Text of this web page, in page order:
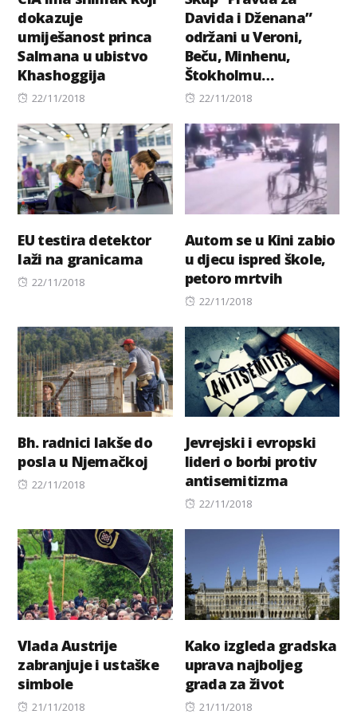
dokazuje
umiješanost princa
Salmana u ubistvo
Khashoggija
Posted
22/11/2018
Davida i Dženana”
održani u Veroni,
Beču, Minhenu,
Štokholmu…
Posted
22/11/2018
EU testira detektor
laži na granicama
Posted
22/11/2018
Autom se u Kini zabio
u djecu ispred škole,
petoro mrtvih
Posted
22/11/2018
Bh. radnici lakše do
posla u Njemačkoj
Posted
22/11/2018
Jevrejski i evropski
lideri o borbi protiv
antisemitizma
Posted
22/11/2018
Vlada Austrije
zabranjuje i ustaške
simbole
Posted
21/11/2018
Kako izgleda gradska
uprava najboljeg
grada za život
Posted
21/11/2018